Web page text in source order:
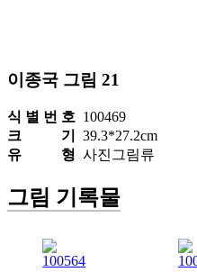
이종국 그림 21
식 별 번 호 100469
크 기
39.3*27.2cm
유 형 사진그림류
그림 기록물